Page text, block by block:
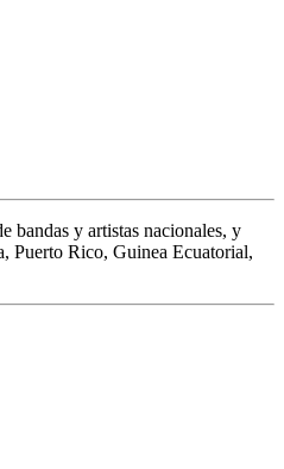
bandas y artistas nacionales, y
Puerto Rico, Guinea Ecuatorial,